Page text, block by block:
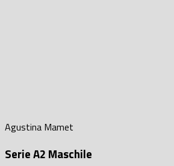
Agustina Mamet
Serie A2 Maschile